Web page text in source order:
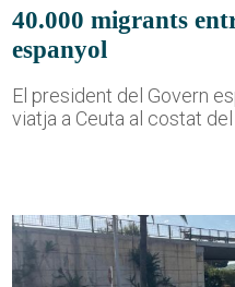
40.000 migrants
espanyol
El president del Govern
viatja a Ceuta al costat